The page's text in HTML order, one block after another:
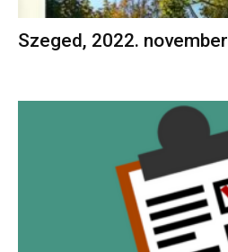
Szeged, 2022. november